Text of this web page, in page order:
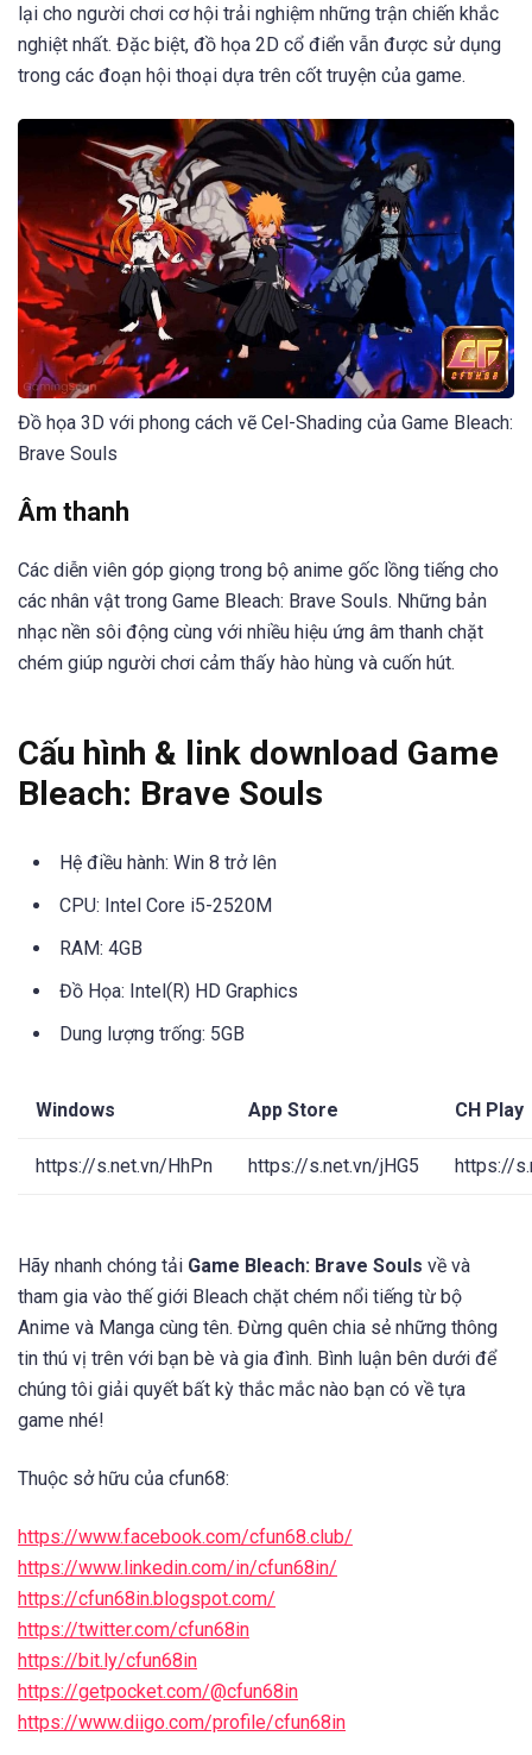
lại cho người chơi cơ hội trải nghiệm những trận chiến khắc
nghiệt nhất. Đặc biệt, đồ họa 2D cổ điển vẫn được sử dụng
trong các đoạn hội thoại dựa trên cốt truyện của game.
Đồ họa 3D với phong cách vẽ Cel-Shading của Game Bleach:
Brave Souls
Âm thanh
Các diễn viên góp giọng trong bộ anime gốc lồng tiếng cho
các nhân vật trong Game Bleach: Brave Souls. Những bản
nhạc nền sôi động cùng với nhiều hiệu ứng âm thanh chặt
chém giúp người chơi cảm thấy hào hùng và cuốn hút.
Cấu hình & link download Game
Bleach: Brave Souls
Hệ điều hành: Win 8 trở lên
CPU: Intel Core i5-2520M
RAM: 4GB
Đồ Họa: Intel(R) HD Graphics
Dung lượng trống: 5GB
Windows App Store CH Play
https://s.net.vn/HhPn https://s.net.vn/jHG5 https://
Hãy nhanh chóng tải Game Bleach: Brave Souls về và
tham gia vào thế giới Bleach chặt chém nổi tiếng từ bộ
Anime và Manga cùng tên. Đừng quên chia sẻ những thông
tin thú vị trên với bạn bè và gia đình. Bình luận bên dưới để
chúng tôi giải quyết bất kỳ thắc mắc nào bạn có về tựa
game nhé!
Thuộc sở hữu của cfun68:
https://www.facebook.com/cfun68.club/
https://www.linkedin.com/in/cfun68in/
https://cfun68in.blogspot.com/
https://twitter.com/cfun68in
https://bit.ly/cfun68in
https://getpocket.com/@cfun68in
https://www.diigo.com/profile/cfun68in